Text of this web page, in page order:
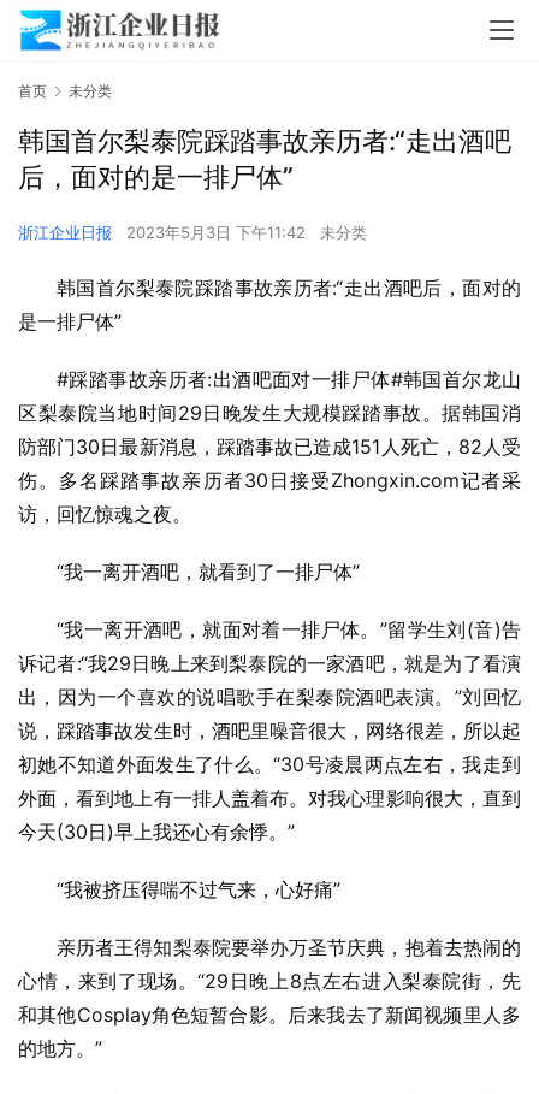
首页 未分类
韩国首尔梨泰院踩踏事故亲历者:“走出酒吧
后，面对的是一排尸体”
浙江企业日报 2023年5月3日 下午11:42 未分类
韩国首尔梨泰院踩踏事故亲历者:“走出酒吧后，面对的
是一排尸体”
#踩踏事故亲历者:出酒吧面对一排尸体#韩国首尔龙山
区梨泰院当地时间29日晚发生大规模踩踏事故。据韩国消
防部门30日最新消息，踩踏事故已造成151人死亡，82人受
伤。多名踩踏事故亲历者30日接受Zhongxin.com记者采
访，回忆惊魂之夜。
“我一离开酒吧，就看到了一排尸体”
“我一离开酒吧，就面对着一排尸体。”留学生刘(音)告
诉记者:“我29日晚上来到梨泰院的一家酒吧，就是为了看演
出，因为一个喜欢的说唱歌手在梨泰院酒吧表演。”刘回忆
说，踩踏事故发生时，酒吧里噪音很大，网络很差，所以起
初她不知道外面发生了什么。“30号凌晨两点左右，我走到
外面，看到地上有一排人盖着布。对我心理影响很大，直到
今天(30日)早上我还心有余悸。”
“我被挤压得喘不过气来，心好痛”
亲历者王得知梨泰院要举办万圣节庆典，抱着去热闹的
心情，来到了现场。“29日晚上8点左右进入梨泰院街，先
和其他Cosplay角色短暂合影。后来我去了新闻视频里人多
的地方。”